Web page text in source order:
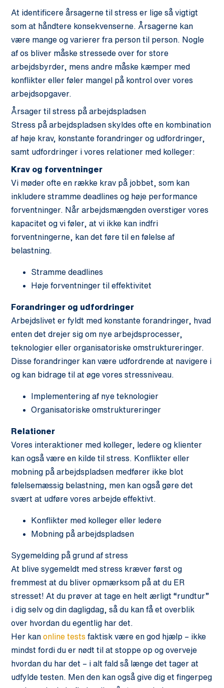
At identificere årsagerne til stress er lige så vigtigt
som at håndtere konsekvenserne. Årsagerne kan
være mange og varierer fra person til person. Nogle
af os bliver måske stressede over for store
arbejdsbyrder, mens andre måske kæmper med
konflikter eller føler mangel på kontrol over vores
arbejdsopgaver.
Årsager til stress på arbejdspladsen
Stress på arbejdspladsen skyldes ofte en kombination
af høje krav, konstante forandringer og udfordringer,
samt udfordringer i vores relationer med kolleger:
Krav og forventninger
Vi møder ofte en række krav på jobbet, som kan
inkludere stramme deadlines og høje performance
forventninger. Når arbejdsmængden overstiger vores
kapacitet og vi føler, at vi ikke kan indfri
forventningerne, kan det føre til en følelse af
belastning.
Stramme deadlines
Høje forventninger til effektivitet
Forandringer og udfordringer
Arbejdslivet er fyldt med konstante forandringer, hvad
enten det drejer sig om nye arbejdsprocesser,
teknologier eller organisatoriske omstruktureringer.
Disse forandringer kan være udfordrende at navigere i
og kan bidrage til at øge vores stressniveau.
Implementering af nye teknologier
Organisatoriske omstruktureringer
Relationer
Vores interaktioner med kolleger, ledere og klienter
kan også være en kilde til stress. Konflikter eller
mobning på arbejdspladsen medfører ikke blot
følelsemæssig belastning, men kan også gøre det
svært at udføre vores arbejde effektivt.
Konflikter med kolleger eller ledere
Mobning på arbejdspladsen
Sygemelding på grund af stress
At blive sygemeldt med stress kræver først og
fremmest at du bliver opmærksom på at du ER
stresset! At du prøver at tage en helt ærligt “rundtur”
i dig selv og din dagligdag, så du kan få et overblik
over hvordan du egentlig har det.
Her kanonline tests faktisk være en god hjælp – ikke
mindst fordi du er nødt til at stoppe op og overveje
hvordan du har det – i alt fald så længe det tager at
udfylde testen. Men den kan også give dig et fingerpeg